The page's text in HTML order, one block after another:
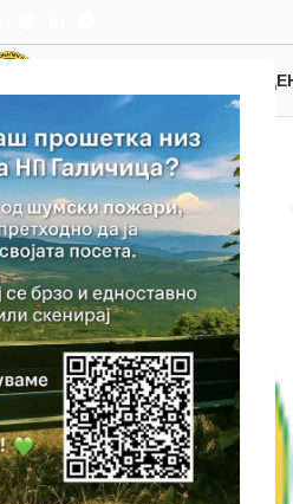
категорија "Новости"